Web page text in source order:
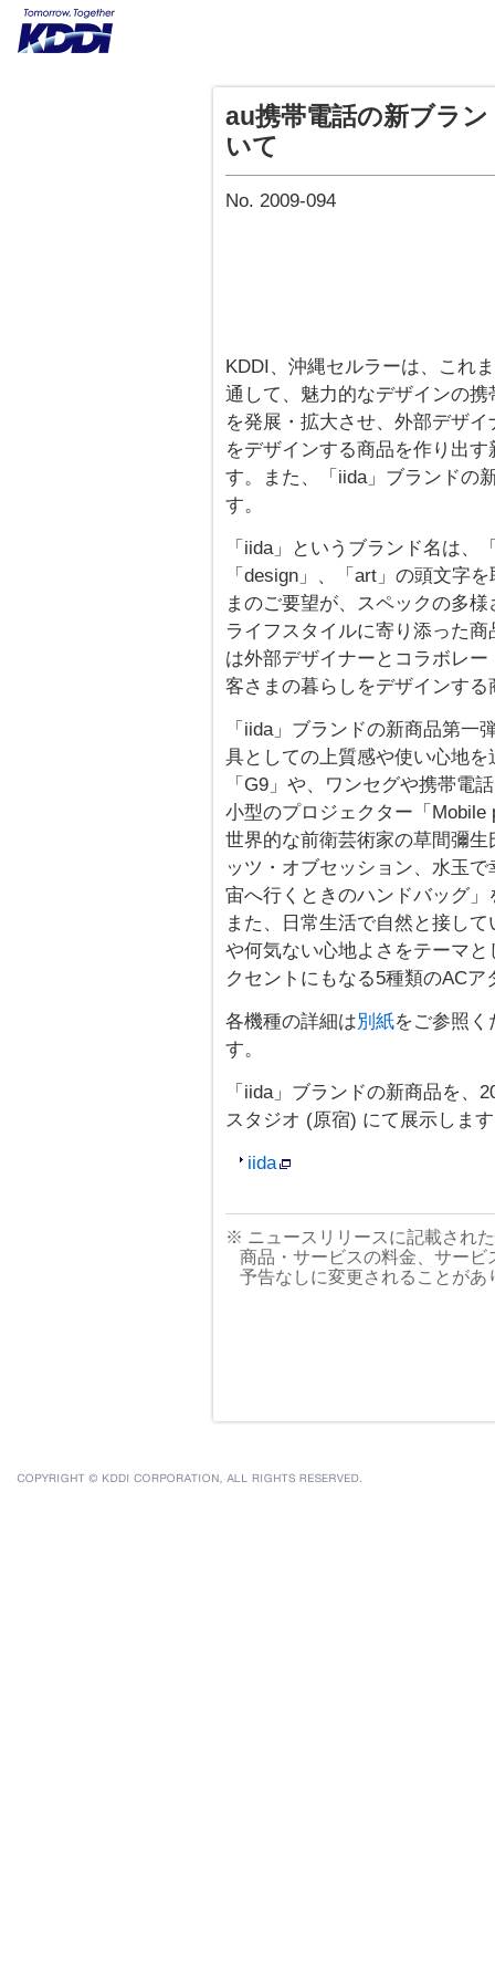
au携帯電話の新ブラ
いて
No. 2009-094
KDDI、沖縄セルラーは、これ
通して、魅力的なデザインの
を発展・拡大させ、外部デザ
をデザインする商品を作り出
す。また、「iida」ブランドの
す。
「iida」というブランド名は、
「design」、「art」の頭文字
まのご要望が、スペックの多
ライフスタイルに寄り添った
は外部デザイナーとコラボレ
客さまの暮らしをデザインす
「iida」ブランドの新商品第
具としての上質感や使い心地
「G9」や、ワンセグや携帯電
小型のプロジェクター「
世界的な前衛芸術家の草間彌
ッツ・オブセッション、水玉
宙へ行くときのハンドバッグ」
また、日常生活で自然と接し
や何気ない心地よさをテーマ
クセントにもなる5種類のAC
各機種の詳細は別紙をご参照く
す。
「iida」ブランドの新商品を、
スタジオ (原宿) にて展示しま
iida
※ ニュースリリースに記載され
商品・サービスの料金、サー
予告なしに変更されることが